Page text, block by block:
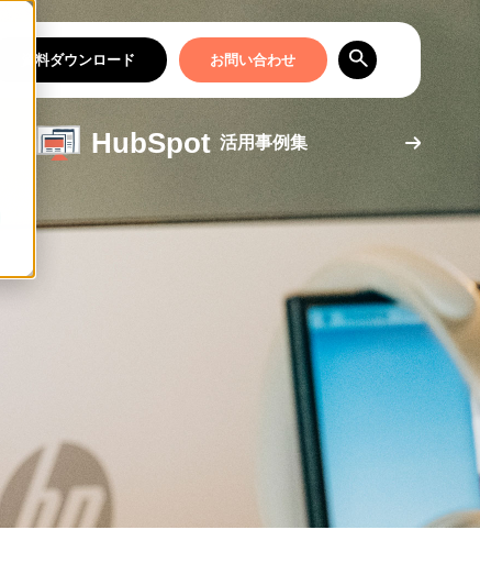
資料ダウンロード お問い合わせ
HubSpot 活用事例集